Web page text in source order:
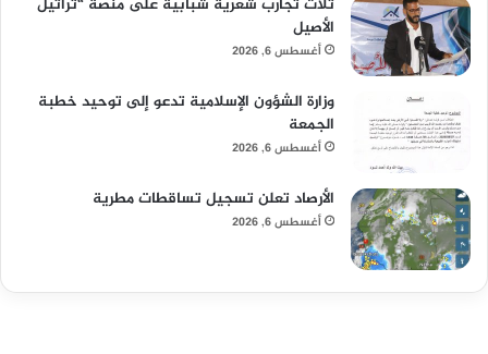
الأصيل
أغسطس 6, 2026
وزارة الشؤون الإسلامية تدعو إلى توحيد خطبة
الجمعة
أغسطس 6, 2026
الأرصاد تعلن تسجيل تساقطات مطرية
أغسطس 6, 2026